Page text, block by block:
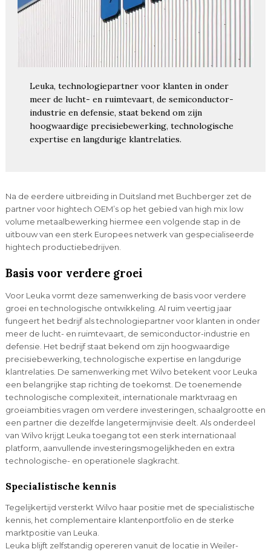
Leuka, technologiepartner voor klanten in onder
meer de lucht- en ruimtevaart, de semiconductor-
industrie en defensie, staat bekend om zijn
hoogwaardige precisiebewerking, technologische
expertise en langdurige klantrelaties.
Na de eerdere uitbreiding in Duitsland met Buchberger zet de
partner voor hightech OEM’s op het gebied van high mix low
volume metaalbewerking hiermee een volgende stap in de
uitbouw van een sterk Europees netwerk van gespecialiseerde
hightech productiebedrijven.
Basis voor verdere groei
Voor Leuka vormt deze samenwerking de basis voor verdere
groei en technologische ontwikkeling. Al ruim veertig jaar
fungeert het bedrijf als technologiepartner voor klanten in onder
meer de lucht- en ruimtevaart, de semiconductor-industrie en
defensie. Het bedrijf staat bekend om zijn hoogwaardige
precisiebewerking, technologische expertise en langdurige
klantrelaties. De samenwerking met Wilvo betekent voor Leuka
een belangrijke stap richting de toekomst. De toenemende
technologische complexiteit, internationale marktvraag en
groeiambities vragen om verdere investeringen, schaalgrootte en
een partner die dezelfde langetermijnvisie deelt. Als onderdeel
van Wilvo krijgt Leuka toegang tot een sterk internationaal
platform, aanvullende investeringsmogelijkheden en extra
technologische- en operationele slagkracht.
Specialistische kennis
Tegelijkertijd versterkt Wilvo haar positie met de specialistische
kennis, het complementaire klantenportfolio en de sterke
marktpositie van Leuka.
Leuka blijft zelfstandig opereren vanuit de locatie in Weiler-